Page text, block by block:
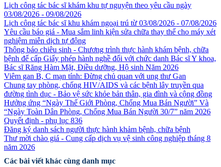
Lịch công tác bác sĩ khám khu tự nguyện theo yêu cầu ngày
03/08/2026 - 09/08/2026
Lịch công tác bác sĩ khu khám ngoại trú từ 03/08/2026 - 07/08/2026
Yêu cầu báo giá - Mua sắm linh kiện sửa chữa thay thế cho máy xét
nghiệm miễn dịch tự động
Thông báo chiêu sinh - Chương trình thực hành khám bệnh, chữa
bệnh để cấp Giấy phép hành nghề đối với chức danh Bác sĩ Y khoa,
Bác sĩ Răng Hàm Mặt, Điều dưỡng, Hộ sinh Năm 2026
Viêm gan B, C mạn tính: Đừng chủ quan với ung thư Gan
Chung tay phòng, chống HIV/AIDS và các bệnh lây truyền qua
đường tình dục - Bảo vệ sức khỏe bản thân, gia đình và cộng đồng
Hưởng ứng “Ngày Thế Giới Phòng, Chống Mua Bán Người” Và
“Ngày Toàn Dân Phòng, Chống Mua Bán Người 30/7” năm 2026
Quyết định - phụ lục 836
Đăng ký danh sách người thực hành khảm bệnh, chữa bệnh
Thư mời chào giá - Cung cấp dịch vụ vệ sinh công nghiệp tháng 8
năm 2026
Các bài viết khác cùng danh mục